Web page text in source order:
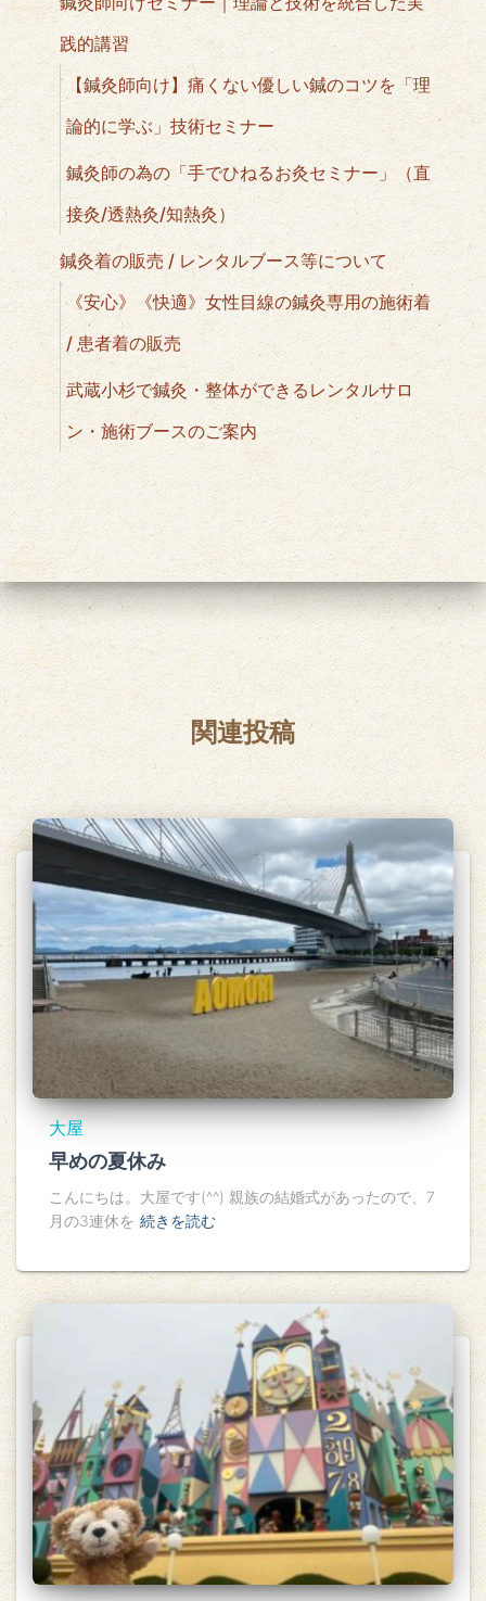
践的講習
【鍼灸師向け】痛くない優しい鍼のコツを「理
論的に学ぶ」技術セミナー
鍼灸師の為の「手でひねるお灸セミナー」（直
接灸/透熱灸/知熱灸）
鍼灸着の販売 / レンタルブース等について
《安心》《快適》女性目線の鍼灸専用の施術着
/ 患者着の販売
武蔵小杉で鍼灸・整体ができるレンタルサロ
ン・施術ブースのご案内
関連投稿
大屋
早めの夏休み
こんにちは。大屋です(^^) 親族の結婚式があったので、7
月の3連休を 続きを読む